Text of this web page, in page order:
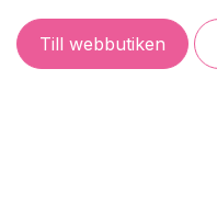
Till webbutiken